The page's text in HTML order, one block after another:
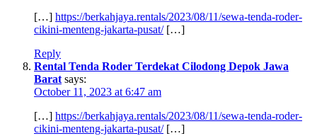
[…] https://berkahjaya.rentals/2023/08/11/sewa-tenda-roder-
cikini-menteng-jakarta-pusat/[…]
Reply
Rental Tenda Roder Terdekat Cilodong Depok Jawa
Barat says:
October 11, 2023 at 6:47 am
[…] https://berkahjaya.rentals/2023/08/11/sewa-tenda-roder-
cikini-menteng-jakarta-pusat/[…]